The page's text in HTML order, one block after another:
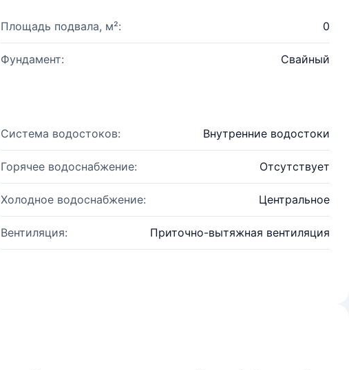
Площадь подвала, м²: 0
Фундамент: Свайный
Система водостоков: Внутренние водостоки
Горячее водоснабжение: Отсутствует
Холодное водоснабжение: Центральное
Вентиляция: Приточно-вытяжная вентиляция